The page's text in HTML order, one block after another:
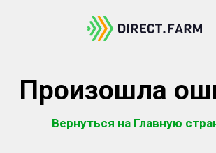
Произошла
Вернуться на Главную